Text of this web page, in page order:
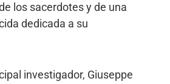
los sacerdotes y de una
dedicada a su
investigador, Giuseppe